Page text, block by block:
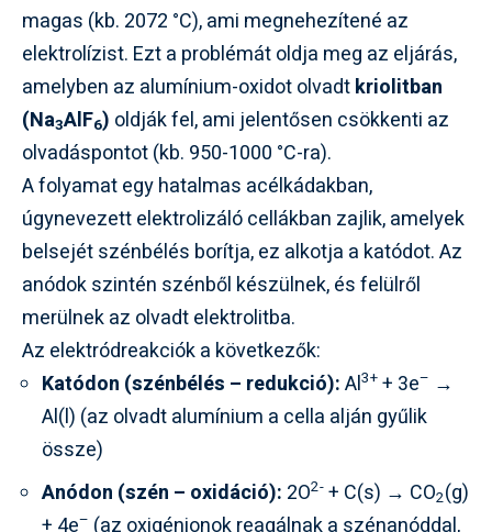
magas (kb. 2072 °C), ami megnehezítené az
elektrolízist. Ezt a problémát oldja meg az eljárás,
amelyben az alumínium-oxidot olvadtkriolitban
(Na3AlF6) oldják fel, ami jelentősen csökkenti az
olvadáspontot (kb. 950-1000 °C-ra).
A folyamat egy hatalmas acélkádakban,
úgynevezett elektrolizáló cellákban zajlik, amelyek
belsejét szénbélés borítja, ez alkotja a katódot. Az
anódok szintén szénből készülnek, és felülről
merülnek az olvadt elektrolitba.
Az elektródreakciók a következők:
Katódon (szénbélés – redukció):Al3+ + 3e– →
Al(l) (az olvadt alumínium a cella alján gyűlik
össze)
Anódon (szén – oxidáció): 2O2- + C(s) → CO2(g)
+ 4e– (az oxigénionok reagálnak a szénanóddal,